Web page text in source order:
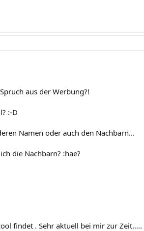
aus der Werbung?!
:-D
Namen oder auch den Nachbarn...
die Nachbarn? :hae?
findet . Sehr aktuell bei mir zur Zeit.....